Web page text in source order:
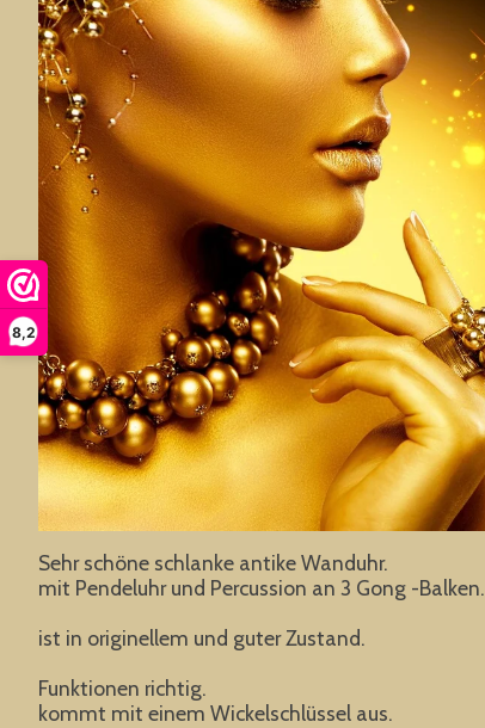
8,2
Sehr schöne schlanke antike Wanduhr.
mit Pendeluhr und Percussion an 3 Gong -Balken.
ist in originellem und guter Zustand.
Funktionen richtig.
kommt mit einem Wickelschlüssel aus.